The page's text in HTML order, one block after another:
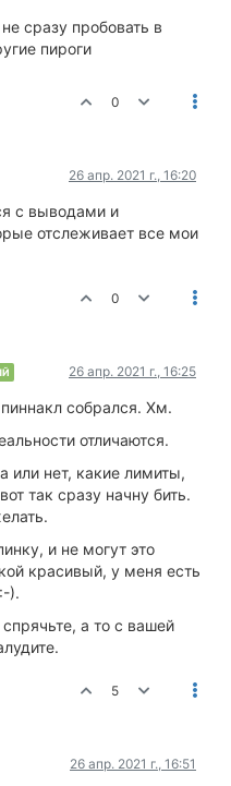
сразу пробовать в
пироги
0
26 апр. 2021 г., 16:20
с выводами и
отслеживает все мои
0
26 апр. 2021 г., 16:25
собрался. Хм.
отличаются.
или нет, какие лимиты,
так сразу начну бить.
и не могут это
красивый, у меня есть
).
а то с вашей
5
26 апр. 2021 г., 16:51